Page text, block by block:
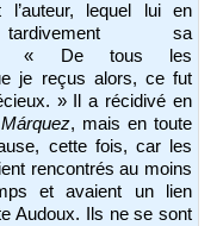
lequel lui en
sa
: « De tous les
je reçus alors, ce fut
» Il a récidivé en
, mais en toute
cette fois, car les
rencontrés au moins
et avaient un lien
Audoux. Ils ne se sont